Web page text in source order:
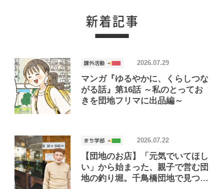
マンガ『ゆるやかに、くらしつな
がる話』第16話 ～私のとってお
きを団地フリマに出品編～
2026.07.29
【団地のお店】「元気でいてほし
い」から始まった、親子で営む団
地の釣り堀。千鳥橋団地で見つけ
2026.07.22